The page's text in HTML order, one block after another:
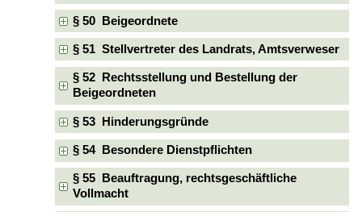
§ 50 Beigeordnete
§ 51 Stellvertreter des Landrats, Amtsverweser
§ 52 Rechtsstellung und Bestellung der
Beigeordneten
§ 53 Hinderungsgründe
§ 54 Besondere Dienstpflichten
§ 55 Beauftragung, rechtsgeschäftliche
Vollmacht